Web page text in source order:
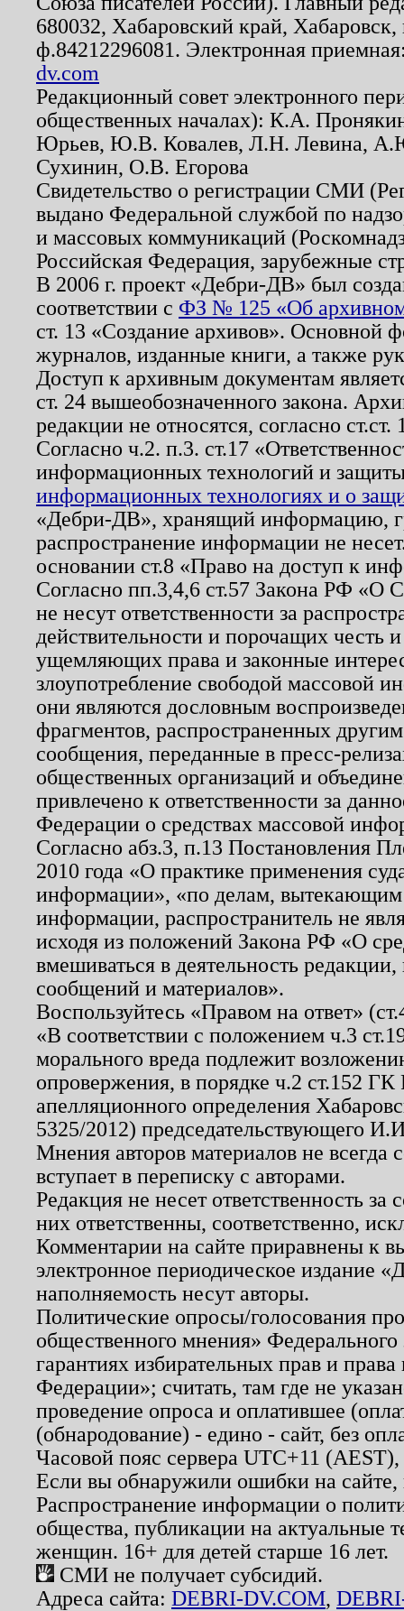
680032, Хабаровский край,
ф.84212296081. Электронная
dv.com
Редакционный совет электронного
общественных началах): К.А.
Юрьев, Ю.В. Ковалев, Л.Н. Левина,
Сухинин, О.В. Егорова
Свидетельство о регистрации СМИ
выдано Федеральной службой по
и массовых коммуникаций
Российская Федерация, зарубежные
В 2006 г. проект «Дебри-ДВ» был
соответствии с ФЗ № 125 «Об
ст. 13 «Создание архивов». Основной
журналов, изданные книги, а также
Доступ к архивным документам
ст. 24 вышеобозначенного закона.
редакции не относятся, согласно
Согласно ч.2. п.3. ст.17
информационных технологий и
информационных технологиях и о
«Дебри-ДВ», хранящий информацию,
распространение информации не
основании ст.8 «Право на доступ к
Согласно пп.3,4,6 ст.57 Закона РФ «О
не несут ответственности за
действительности и порочащих честь
ущемляющих права и законные
злоупотребление свободой массовой
они являются дословным
фрагментов, распространенных
сообщения, переданные в пресс-
общественных организаций и
привлечено к ответственности за
Федерации о средствах массовой
Согласно абз.3, п.13 Постановления
2010 года «О практике применения
информации», «по делам, вытекающим
информации, распространитель не
исходя из положений Закона РФ «О
вмешиваться в деятельность
сообщений и материалов».
Воспользуйтесь «Правом на ответ»
«В соответствии с положением ч.3
морального вреда подлежит
опровержения, в порядке ч.2 ст.152
апелляционного определения
5325/2012) председательствующего
Мнения авторов материалов не
вступает в переписку с авторами.
Редакция не несет ответственность
них ответственны, соответственно,
Комментарии на сайте приравнены к
электронное периодическое издание
наполняемость несут авторы.
Политические опросы/голосования
общественного мнения»
гарантиях избирательных прав и
Федерации»; считать, там где не
проведение опроса и оплатившее
(обнародование) - едино - сайт, без
Часовой пояс сервера UTC+11
Если вы обнаружили ошибки на
Распространение информации о
общества, публикации на актуальные
женщин. 16+ для детей старше 16 лет.
СМИ не получает субсидий.
Адреса сайта: DEBRI-DV.COM,